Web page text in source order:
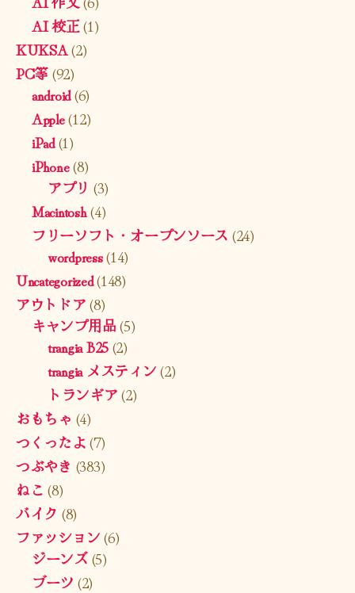
AI 校正(1)
KUKSA(2)
PC等(92)
android(6)
Apple(12)
iPad(1)
iPhone(8)
アプリ (3)
Macintosh(4)
フリーソフト・オープンソース (24)
wordpress(14)
Uncategorized(148)
アウトドア(8)
キャンプ用品(5)
trangia B25(2)
trangia メスティン(2)
トランギア(2)
おもちゃ (4)
つくったよ(7)
つぶやき (383)
ねこ (8)
バイク (8)
ファッション(6)
ジーンズ(5)
ブーツ (2)